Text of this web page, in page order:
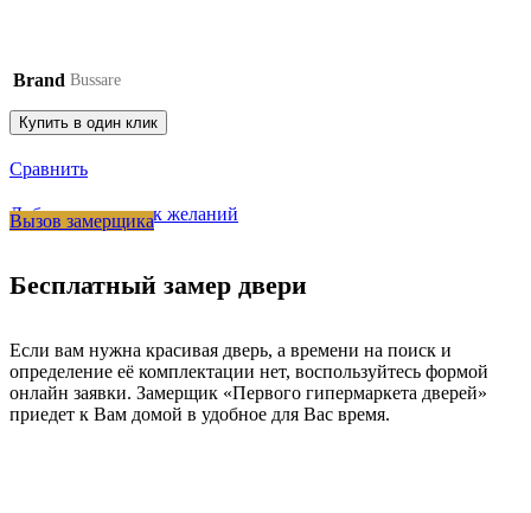
Brand Bussare
Купить в один клик
Сравнить
Добавить в список желаний
Вызов замерщика
Бесплатный замер двери
Если вам нужна красивая дверь, а времени на поиск и
определение её комплектации нет, воспользуйтесь формой
онлайн заявки. Замерщик «Первого гипермаркета дверей»
приедет к Вам домой в удобное для Вас время.